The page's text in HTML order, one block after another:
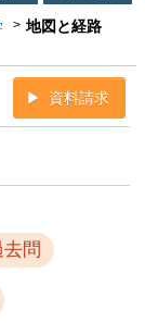
地図と経路
資料請求
去問